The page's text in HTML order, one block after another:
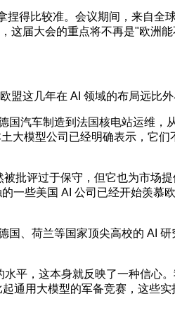
得比较准。会议期间，来自全
届大会的重点将不再是"欧洲
这几年在 AI 领域的布局远比外
汽车制造到法国核电站运维，
大模型公司已经明确表示，它
批评过于保守，但它也为市场
些美国 AI 公司已经开始羡慕
、荷兰等国家顶尖高校的 AI
平，这本身就反映了一种信心
通用大模型的军备竞赛，这些实